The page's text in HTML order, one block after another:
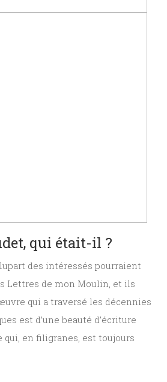
qui était-il ?
des intéressés pourraient
Lettres de mon Moulin, et ils
qui a traversé les décennies
est d’une beauté d’écriture
qui, en filigranes, est toujours